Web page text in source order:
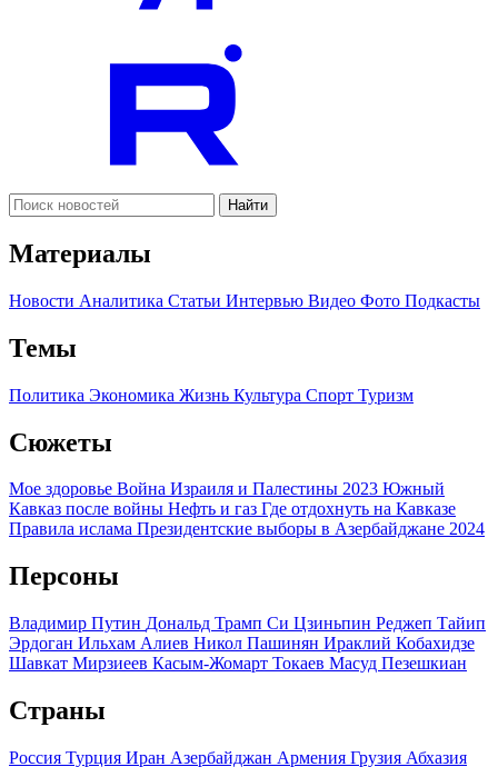
Найти
Материалы
Новости Аналитика Статьи Интервью Видео Фото Подкасты
Темы
Политика Экономика Жизнь Культура Спорт Туризм
Сюжеты
Мое здоровье Война Израиля и Палестины 2023 Южный
Кавказ после войны Нефть и газ Где отдохнуть на Кавказе
Правила ислама Президентские выборы в Азербайджане 2024
Персоны
Владимир Путин Дональд Трамп Си Цзиньпин Реджеп Тайип
Эрдоган Ильхам Алиев Никол Пашинян Ираклий Кобахидзе
Шавкат Мирзиеев Касым-Жомарт Токаев Масуд Пезешкиан
Страны
Россия Турция Иран Азербайджан Армения Грузия Абхазия